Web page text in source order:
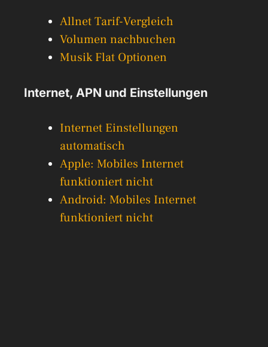
Allnet Tarif-Vergleich
Volumen nachbuchen
Musik Flat Optionen
Internet, APN und Einstellungen
Internet Einstellungen
automatisch
Apple: Mobiles Internet
funktioniert nicht
Android: Mobiles Internet
funktioniert nicht